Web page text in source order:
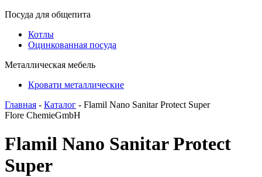
Посуда для общепита
Котлы
Оцинкованная посуда
Металлическая мебель
Кровати металлические
Главная - Каталог - Flamil Nano Sanitar Protect Super
Flore ChemieGmbH
Flamil Nano Sanitar Protect
Super